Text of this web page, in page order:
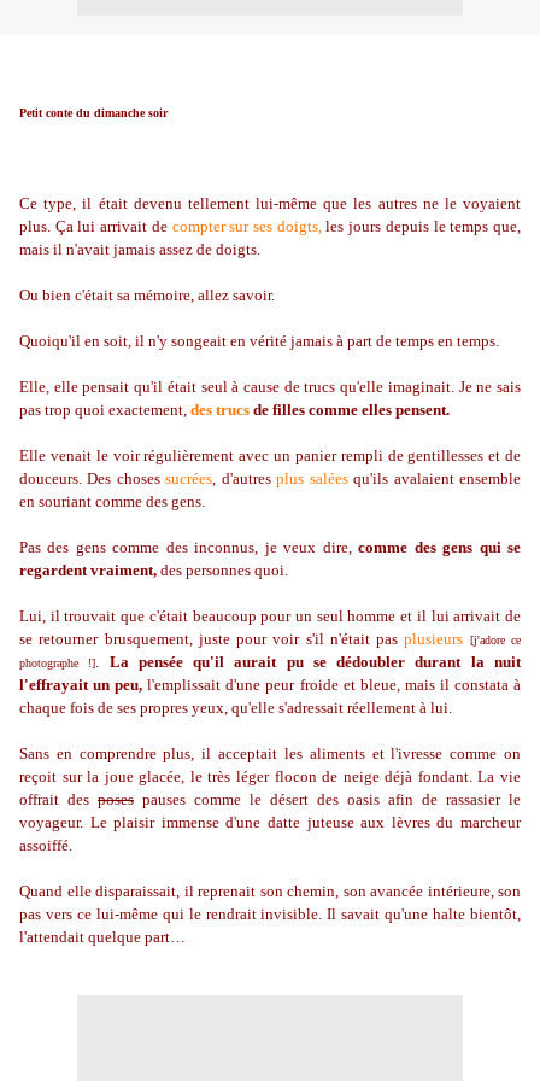
Petit conte du dimanche soir
Ce type, il était devenu tellement lui-même que les autres ne le voyaient
plus. Ça lui arrivait de compter sur ses doigts,les jours depuis le temps que,
mais il n'avait jamais assez de doigts.
Ou bien c'était sa mémoire, allez savoir.
Quoiqu'il en soit, il n'y songeait en vérité jamais à part de temps en temps.
Elle, elle pensait qu'il était seul à cause de trucs qu'elle imaginait. Je ne sais
pas trop quoi exactement, des trucs de filles comme elles pensent.
Elle venait le voir régulièrement avec un panier rempli de gentillesses et de
douceurs. Des chosessucrées, d'autresplus saléesqu'ils avalaient ensemble
en souriant comme des gens.
Pas des gens comme des inconnus, je veux dire,comme des gens qui se
regardent vraiment, des personnes quoi.
Lui, il trouvait que c'était beaucoup pour un seul homme et il lui arrivait de
se retourner brusquement, juste pour voir s'il n'était pasplusieurs [j'adore ce
photographe !]. La pensée qu'il aurait pu se dédoubler durant la nuit
l'effrayait un peu, l'emplissait d'une peur froide et bleue, mais il constata à
chaque fois de ses propres yeux, qu'elle s'adressait réellement à lui.
Sans en comprendre plus, il acceptait les aliments et l'ivresse comme on
reçoit sur la joue glacée, le très léger flocon de neige déjà fondant. La vie
offrait des poses pauses comme le désert des oasis afin de rassasier le
voyageur. Le plaisir immense d'une datte juteuse aux lèvres du marcheur
assoiffé.
Quand elle disparaissait, il reprenait son chemin, son avancée intérieure, son
pas vers ce lui-même qui le rendrait invisible. Il savait qu'une halte bientôt,
l'attendait quelque part…